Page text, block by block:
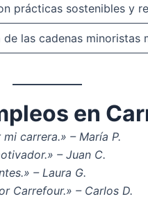
prácticas sostenibles y
de las cadenas minoristas
en
carrera.» – María P.
– Juan C.
– Laura G.
Carrefour.» – Carlos D.